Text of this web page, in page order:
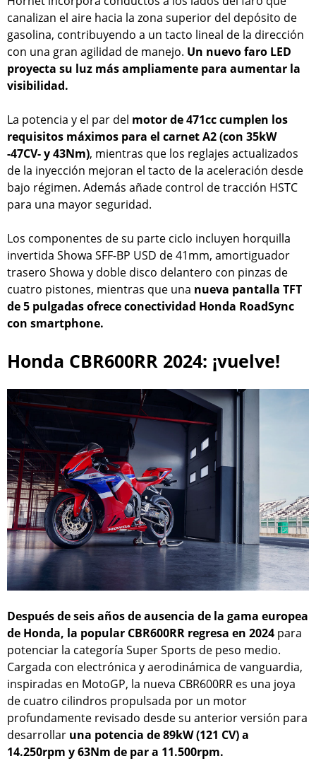
canalizan el aire hacia la zona superior del depósito de
gasolina, contribuyendo a un tacto lineal de la dirección
con una gran agilidad de manejo. Un nuevo faro LED
proyecta su luz más ampliamente para aumentar la
visibilidad.
La potencia y el par del motor de 471cc cumplen los
requisitos máximos para el carnet A2 (con 35kW
-47CV- y 43Nm), mientras que los reglajes actualizados
de la inyección mejoran el tacto de la aceleración desde
bajo régimen. Además añade control de tracción HSTC
para una mayor seguridad.
Los componentes de su parte ciclo incluyen horquilla
invertida Showa SFF-BP USD de 41mm, amortiguador
trasero Showa y doble disco delantero con pinzas de
cuatro pistones, mientras que una nueva pantalla TFT
de 5 pulgadas ofrece conectividad Honda RoadSync
con smartphone.
Honda CBR600RR 2024: ¡vuelve!
Después de seis años de ausencia de la gama europea
de Honda, la popular CBR600RR regresa en 2024 para
potenciar la categoría Super Sports de peso medio.
Cargada con electrónica y aerodinámica de vanguardia,
inspiradas en MotoGP, la nueva CBR600RR es una joya
de cuatro cilindros propulsada por un motor
profundamente revisado desde su anterior versión para
desarrollar una potencia de 89kW (121 CV) a
14.250rpm y 63Nm de par a 11.500rpm.